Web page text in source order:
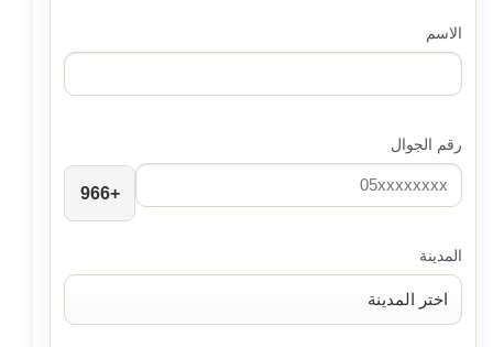
الاسم
رقم الجوال
+966
المدينة